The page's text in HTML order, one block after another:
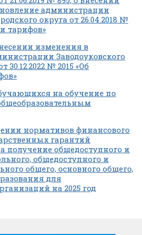
администрации
округа от 26.04.2018 №
тарифов»
изменения в
Заводоуковского
30.12.2022 № 2015 «Об
на обучение по
нормативов финансового
гарантий
получение общедоступного и
общедоступного и
общего, основного общего,
для
на 2025 год